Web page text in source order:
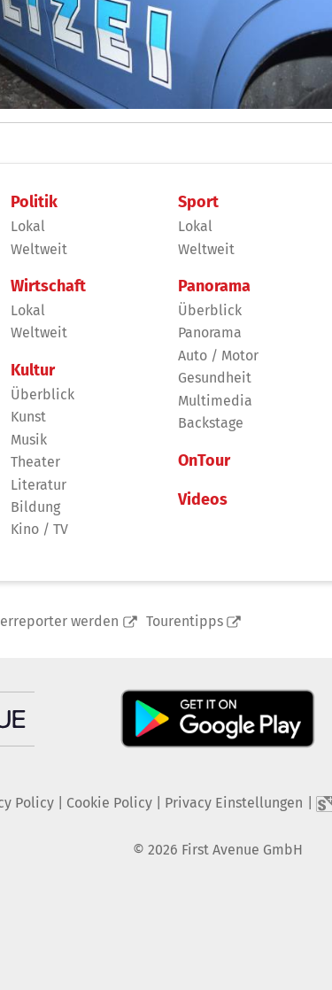
Politik
Lokal
Weltweit
Wirtschaft
Lokal
Weltweit
Kultur
Überblick
Kunst
Musik
Theater
Literatur
Bildung
Kino / TV
Sport
Lokal
Weltweit
Panorama
Überblick
Panorama
Auto / Motor
Gesundheit
Multimedia
Backstage
OnTour
Videos
werden Tourentipps
Policy| Cookie Policy| Privacy Einstellungen
© 2026 First Avenue GmbH